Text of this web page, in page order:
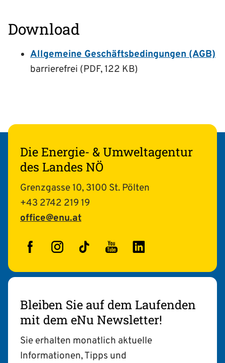
Download
Allgemeine Geschäftsbedingungen (AGB)
barrierefrei (PDF, 122 KB)
Die Energie- & Umweltagentur
des Landes NÖ
Grenzgasse 10, 3100 St. Pölten
+43 2742 219 19
office@enu.at
FacebookInstagram
TikTokYouTubeLinkedIn
Bleiben Sie auf dem Laufenden
mit dem eNu Newsletter!
Sie erhalten monatlich aktuelle
Informationen, Tipps und